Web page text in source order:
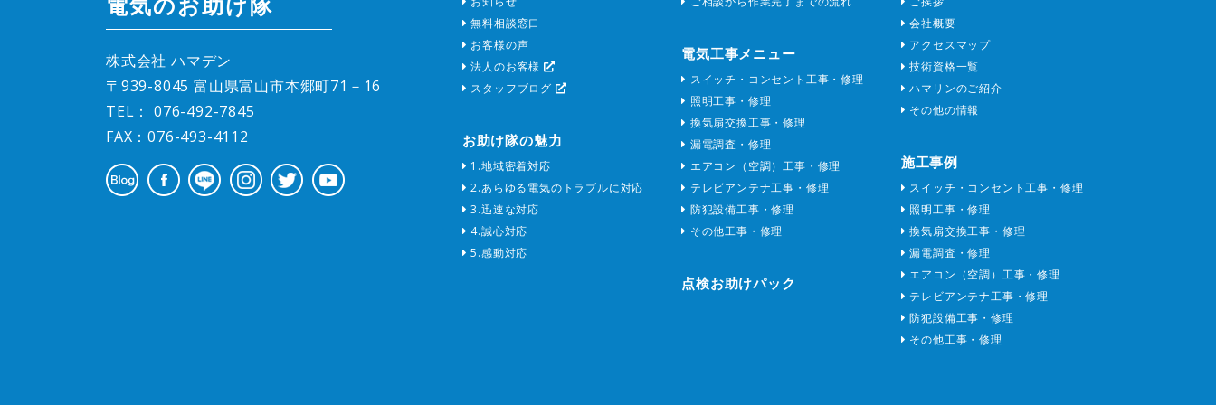
株式会社 ハマデン
〒939-8045 富山県富山市本郷町71－16
TEL： 076-492-7845
FAX：076-493-4112
無料相談窓口
お客様の声
法人のお客様
スタッフブログ
お助け隊の魅力
1.地域密着対応
2.あらゆる電気のトラブルに対応
3.迅速な対応
4.誠心対応
5.感動対応
電気工事メニュー
スイッチ・コンセント工事・修理
照明工事・修理
換気扇交換工事・修理
漏電調査・修理
エアコン（空調）工事・修理
テレビアンテナ工事・修理
防犯設備工事・修理
その他工事・修理
点検お助けパック
会社概要
アクセスマップ
技術資格一覧
ハマリンのご紹介
その他の情報
施工事例
スイッチ・コンセント工事・修理
照明工事・修理
換気扇交換工事・修理
漏電調査・修理
エアコン（空調）工事・修理
テレビアンテナ工事・修理
防犯設備工事・修理
その他工事・修理